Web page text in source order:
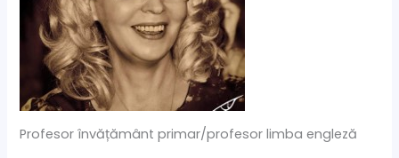
Profesor învățământ primar/profesor limba engleză